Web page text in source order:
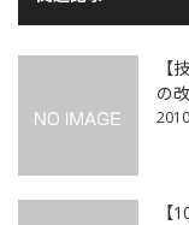
【
の
【